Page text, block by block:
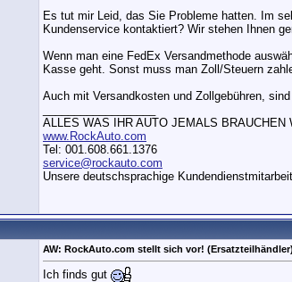
Es tut mir Leid, das Sie Probleme hatten. Im
Kundenservice kontaktiert? Wir stehen Ihnen
Wenn man eine FedEx Versandmethode
Kasse geht. Sonst muss man Zoll/Steuern
Auch mit Versandkosten und Zollgebühren,
ALLES WAS IHR AUTO JEMALS BRAUCHEN
www.RockAuto.com
Tel: 001.608.661.1376
service@rockauto.com
Unsere deutschsprachige
AW: RockAuto.com stellt sich vor!
Ich finds gut